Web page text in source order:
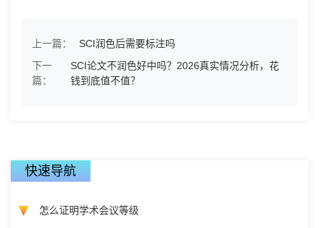
上一篇：
SCI润色后需要标注吗
下一
篇：
SCI论文不润色好中吗？2026真实情况分析，花
钱到底值不值？
快速导航
怎么证明学术会议等级